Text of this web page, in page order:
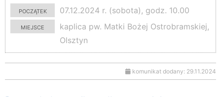
początek
07.12.2024 r. (sobota), godz. 10.00
miejsce
kaplica pw. Matki Bożej Ostrobramskiej,
Olsztyn
komunikat dodany: 29.11.2024